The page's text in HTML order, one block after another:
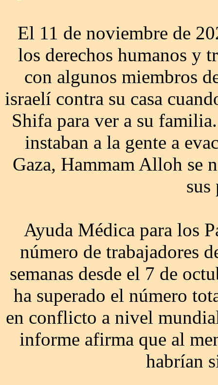
El 11 de noviembre de
los derechos humanos y
con algunos miembros
israelí contra su casa
Shifa para ver a su
instaban a la gente a
Gaza, Hammam Alloh se
sus
Ayuda Médica para los
número de trabajadores
semanas desde el 7 de
ha superado el número
en conflicto a nivel
informe afirma que al
habrían